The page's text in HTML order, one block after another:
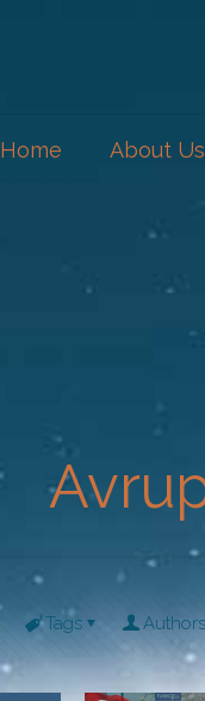
Home About Us
Tags Authors